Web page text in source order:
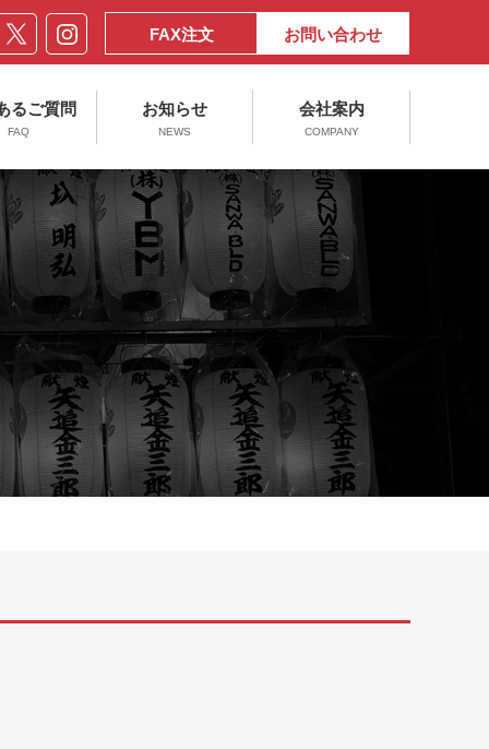
FAX注文 お問い合わせ
るご質問
FAQ
お知らせ
NEWS
会社案内
COMPANY